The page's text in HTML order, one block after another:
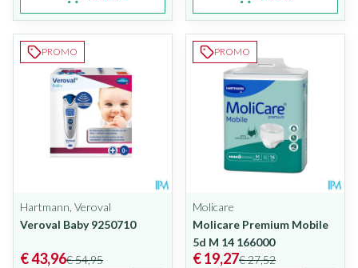
PROMO
Hartmann, Veroval
Veroval Baby 9250710
€ 54,95
€ 43,96
PROMO
Molicare
Molicare Premium Mobile
5d M 14 166000
€ 27,52
€ 19,27